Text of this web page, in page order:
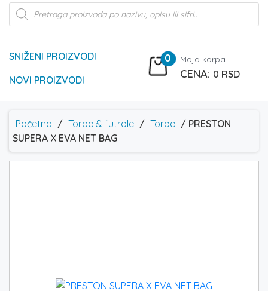
Products
search
SNIŽENI PROIZVODI
NOVI PROIZVODI
0 Moja korpa
0 RSD
Početna / Torbe & futrole / Torbe / PRESTON
SUPERA X EVA NET BAG